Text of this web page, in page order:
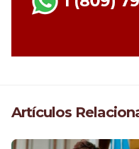
Artículos